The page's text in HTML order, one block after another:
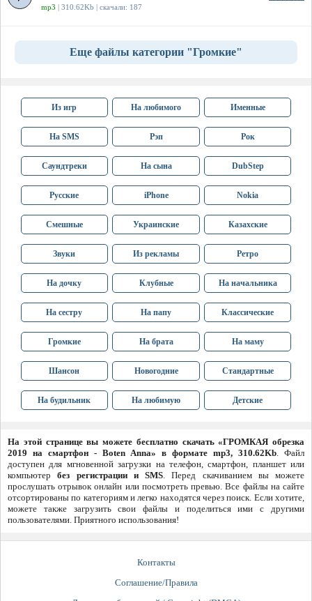
mp3 | 310.62Kb | скачали: 187
Еще файлы категории "Громкие"
Из игр На любимого Именные
На SMS Рэп Рок
Саундтреки На сына DubStep
Русские iPhone Nokia
Смешные Украинские Казахские
Звуки Из рекламы Ретро
На дочку Клубные На начальника
На сестру На папу Классические
Громкие На брата На маму
Шансон Новогодние Стандартные
На будильник На любимую Детские
На этой странице вы можете бесплатно скачать «ГРОМКАЯ обрезка
2019 на смартфон - Boten Anna» в формате mp3, 310.62Kb. Файл
доступен для мгновенной загрузки на телефон, смартфон, планшет или
компьютербез регистрации и SMS. Перед скачиванием вы можете
прослушать отрывок онлайн или посмотреть превью. Все файлы на сайте
отсортированы по категориям и легко находятся через поиск. Если хотите,
можете также загрузить свои файлы и поделиться ими с другими
пользователями. Приятного использования!
Контакты
Соглашение/Правила